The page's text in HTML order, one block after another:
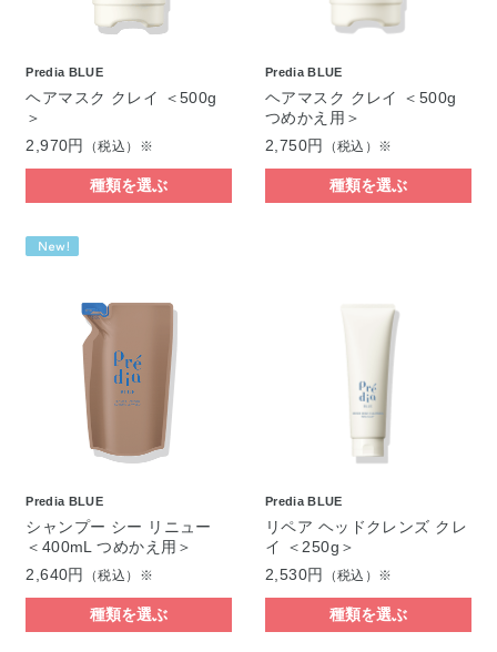
Predia BLUE
ヘアマスク クレイ ＜500g
＞
2,970円
（税込）※
種類を選ぶ
Predia BLUE
ヘアマスク クレイ ＜500g
つめかえ用＞
2,750円
（税込）※
種類を選ぶ
Predia BLUE
シャンプー シー リニュー
＜400mL つめかえ用＞
2,640円
（税込）※
種類を選ぶ
Predia BLUE
リペア ヘッドクレンズ クレ
イ ＜250g＞
2,530円
（税込）※
種類を選ぶ